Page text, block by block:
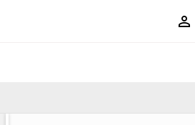
person_outline